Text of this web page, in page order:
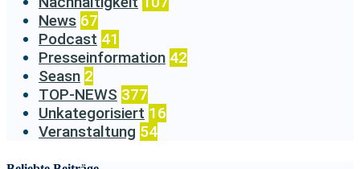
News 67
Podcast 41
Presseinformation 42
Seasn 2
TOP-NEWS 377
Unkategorisiert 16
Veranstaltung 54